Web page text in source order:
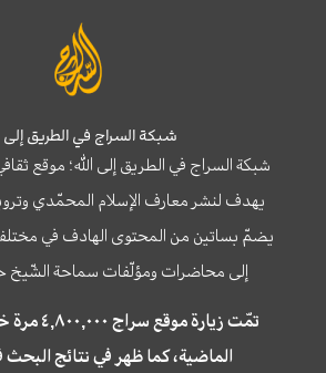
شبكة السراج في الطريق إلى
شبكة السراج في الطريق إلى الله؛ موقع
يهدف لنشر معارف الإسلام المحمّدي وترويج
يضمّ بساتين من المحتوى الهادف في
إلى محاضرات ومؤلّفات سماحة الشّيخ
تمّت زيارة
الماضية، كما ظهر في نتائج